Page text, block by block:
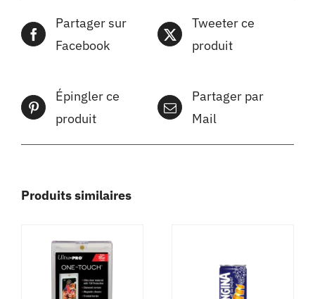
Partager sur
Facebook
Tweeter ce
produit
Épingler ce
produit
Partager par
Mail
Produits similaires